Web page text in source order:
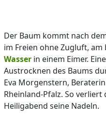
Der Baum kommt nach
im Freien ohne Zugluft,
Wasser in einem Eimer.
Austrocknen des Baums
Eva Morgenstern,
Rheinland-Pfalz. So
Heiligabend seine Nadeln.